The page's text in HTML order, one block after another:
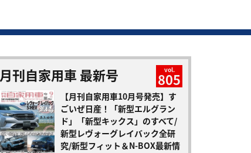
月刊自家用車 最新号 vol.
805
【月刊自家用車10月号発売】す
ごいぜ日産！「新型エルグラン
ド」「新型キックス」のすべて/
新型レヴォーグレイバック全研
究/新型フィット＆N-BOX最新情